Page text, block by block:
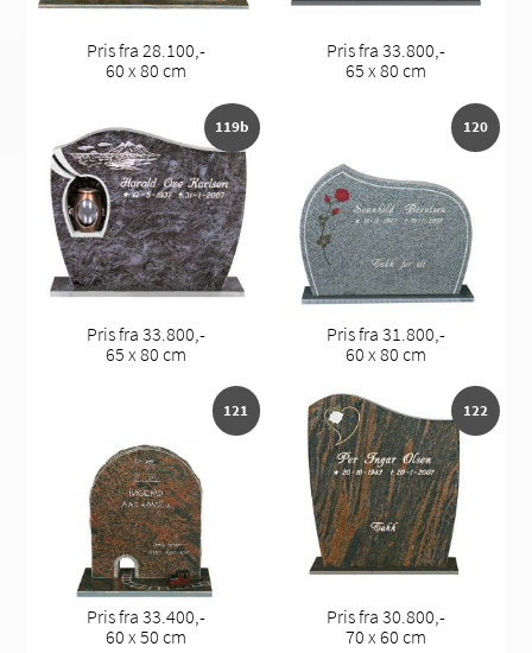
Pris fra 28.100,-
60 x 80 cm
Pris fra 33.800,-
65 x 80 cm
119b
Pris fra 33.800,-
65 x 80 cm
120
Pris fra 31.800,-
60 x 80 cm
121
Pris fra 33.400,-
60 x 50 cm
122
Pris fra 30.800,-
70 x 60 cm